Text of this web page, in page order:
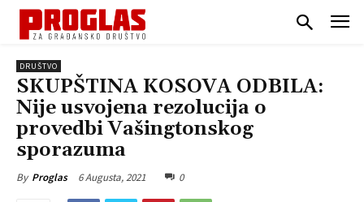
DRUŠTVO
SKUPŠTINA KOSOVA ODBILA:
Nije usvojena rezolucija o
provedbi Vašingtonskog
sporazuma
By Proglas 6 Augusta, 2021 0